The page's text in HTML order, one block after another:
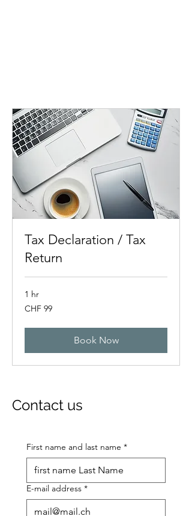
Tax Declaration / Tax
Return
1 hr
99
Swiss
CHF 99
Book Now
Contact us
First name and last name *
E-mail address *